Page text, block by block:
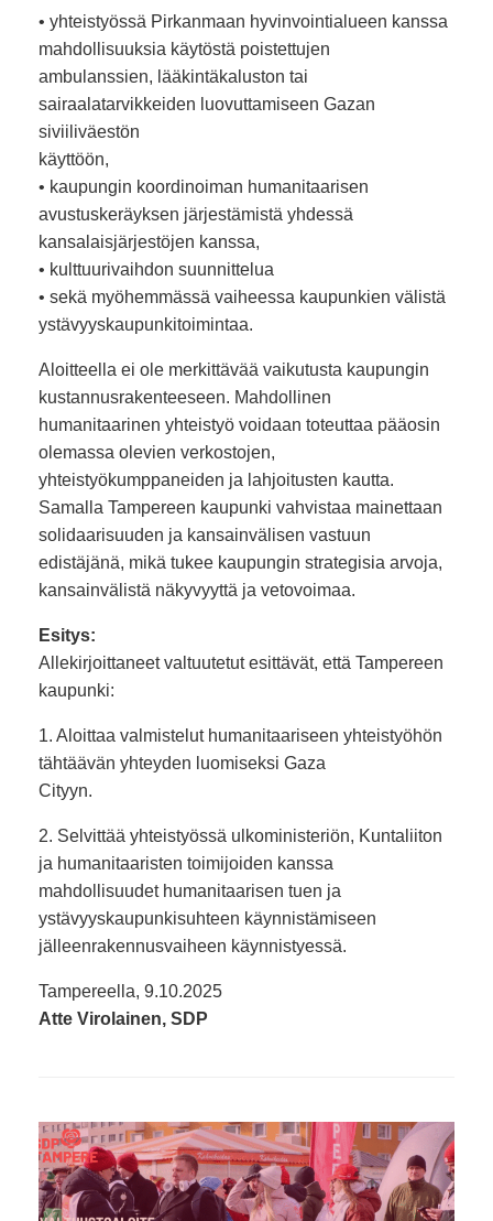
• yhteistyössä Pirkanmaan hyvinvointialueen kanssa
mahdollisuuksia käytöstä poistettujen
ambulanssien, lääkintäkaluston tai
sairaalatarvikkeiden luovuttamiseen Gazan
siviiliväestön
käyttöön,
• kaupungin koordinoiman humanitaarisen
avustuskeräyksen järjestämistä yhdessä
kansalaisjärjestöjen kanssa,
• kulttuurivaihdon suunnittelua
• sekä myöhemmässä vaiheessa kaupunkien välistä
ystävyyskaupunkitoimintaa.
Aloitteella ei ole merkittävää vaikutusta kaupungin
kustannusrakenteeseen. Mahdollinen
humanitaarinen yhteistyö voidaan toteuttaa pääosin
olemassa olevien verkostojen,
yhteistyökumppaneiden ja lahjoitusten kautta.
Samalla Tampereen kaupunki vahvistaa mainettaan
solidaarisuuden ja kansainvälisen vastuun
edistäjänä, mikä tukee kaupungin strategisia arvoja,
kansainvälistä näkyvyyttä ja vetovoimaa.
Esitys:
Allekirjoittaneet valtuutetut esittävät, että Tampereen
kaupunki:
1. Aloittaa valmistelut humanitaariseen yhteistyöhön
tähtäävän yhteyden luomiseksi Gaza
Cityyn.
2. Selvittää yhteistyössä ulkoministeriön, Kuntaliiton
ja humanitaaristen toimijoiden kanssa
mahdollisuudet humanitaarisen tuen ja
ystävyyskaupunkisuhteen käynnistämiseen
jälleenrakennusvaiheen käynnistyessä.
Tampereella, 9.10.2025
Atte Virolainen, SDP